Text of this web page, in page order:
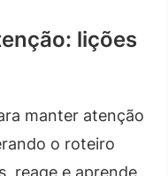
lições
manter atenção
o roteiro
reage e aprende